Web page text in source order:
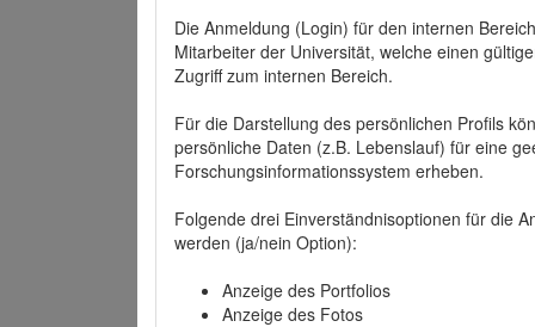
Die Anmeldung (Login) für den internen
Mitarbeiter der Universität, welche einen
Zugriff zum internen Bereich.
Für die Darstellung des persönlichen Profils
persönliche Daten (z.B. Lebenslauf) für eine
Forschungsinformationssystem erheben.
Folgende drei Einverständnisoptionen für die
werden (ja/nein Option):
Anzeige des Portfolios
Anzeige des Fotos